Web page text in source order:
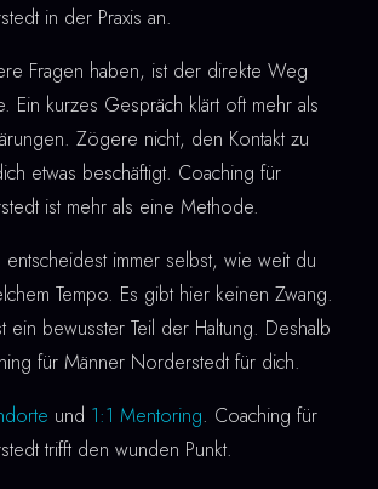
in der Praxis an.
Fragen haben, ist der direkte Weg
Ein kurzes Gespräch klärt oft mehr als
Zögere nicht, den Kontakt zu
etwas beschäftigt. Coaching für
ist mehr als eine Methode.
immer selbst, wie weit du
Tempo. Es gibt hier keinen Zwang.
ein bewusster Teil der Haltung. Deshalb
für Männer Norderstedt für dich.
und 1:1 Mentoring. Coaching für
trifft den wunden Punkt.